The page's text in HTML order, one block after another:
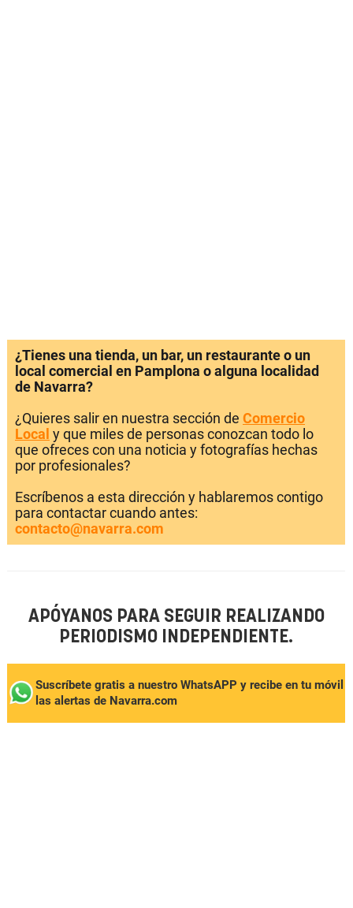
¿Tienes una tienda, un bar, un restaurante o un
local comercial en Pamplona o alguna localidad
de Navarra?
¿Quieres salir en nuestra sección de Comercio
Local y que miles de personas conozcan todo lo
que ofreces con una noticia y fotografías hechas
por profesionales?
Escríbenos a esta dirección y hablaremos contigo
para contactar cuando antes:
contacto@navarra.com
APÓYANOS PARA SEGUIR REALIZANDO
PERIODISMO INDEPENDIENTE.
Suscríbete gratis a nuestro WhatsAPP y recibe en tu móvil
las alertas de Navarra.com